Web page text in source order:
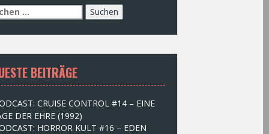
BEITRÄGE
CRUISE CONTROL #14 – EINE
DER EHRE (1992)
HORROR KULT #16 – EDEN